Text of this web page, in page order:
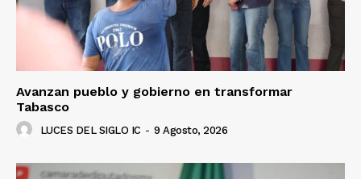
Avanzan pueblo y gobierno en transformar
Tabasco
LUCES DEL SIGLO IC - 9 Agosto, 2026